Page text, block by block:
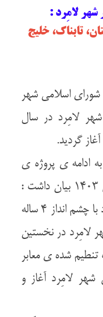
شهر لامِرد :
تابناک، خلیج
اسلامی شهر
لامِرد در سال
ادامه ی پروژه ی
نهضت آسفالت معابر شهر لامِرد در سال ۱۴۰۳ بیان داشت :
پروژه ی نهضت آسفالت معابر شهر لامِرد با چشم انداز ۴ ساله
لامِرد در نخستین
شده ی معابر
لامِرد آغاز و